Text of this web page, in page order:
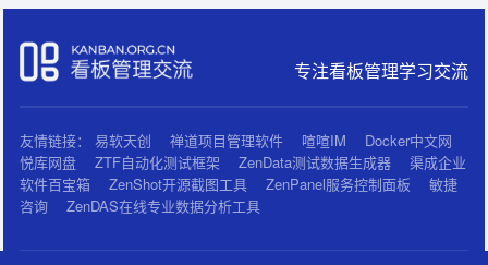
专注看板管理学习交流
友情链接： 易软天创 禅道项目管理软件 喧喧IM
Docker中文网
悦库网盘
ZTF自动化测试框架 ZenData测试数据生成器
渠成企业
软件百宝箱
ZenShot开源截图工具 ZenPanel服务控制面板
敏捷
咨询
ZenDAS在线专业数据分析工具